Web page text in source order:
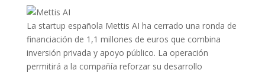
La startup española Mettis AI ha cerrado una ronda de
financiación de 1,1 millones de euros que combina
inversión privada y apoyo público. La operación
permitirá a la compañía reforzar su desarrollo